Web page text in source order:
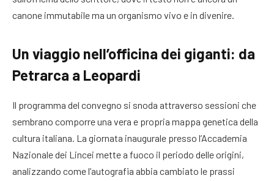
canone immutabile ma un organismo vivo e in divenire.
Un viaggio nell’officina dei giganti: da
Petrarca a Leopardi
Il programma del convegno si snoda attraverso sessioni che
sembrano comporre una vera e propria mappa genetica della
cultura italiana. La giornata inaugurale presso l’Accademia
Nazionale dei Lincei mette a fuoco il periodo delle origini,
analizzando come l’autografia abbia cambiato le prassi